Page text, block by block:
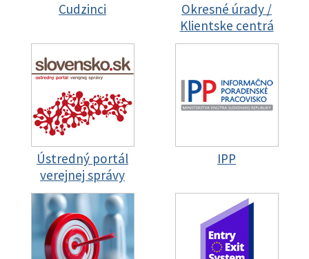
Cudzinci
Okresné úrady /
Klientske centrá
Ústredný portál
verejnej správy
IPP